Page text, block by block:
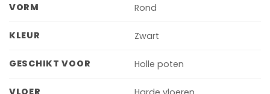
VORM Rond
KLEUR Zwart
GESCHIKT VOOR Holle poten
VLOER